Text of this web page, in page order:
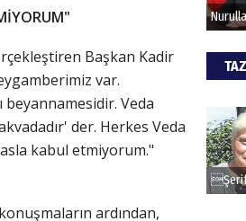
Başkan Kadir
var.
Veda
der. Herkes Veda
asla kabul etmiyorum."
ardından,